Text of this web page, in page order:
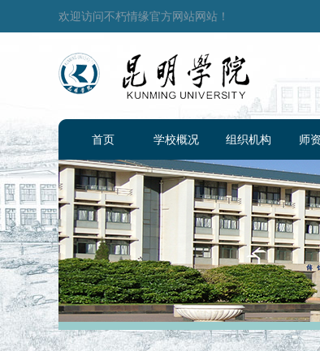
欢迎访问不朽情缘官方网站网站！
首页 学校概况 组织机构 师